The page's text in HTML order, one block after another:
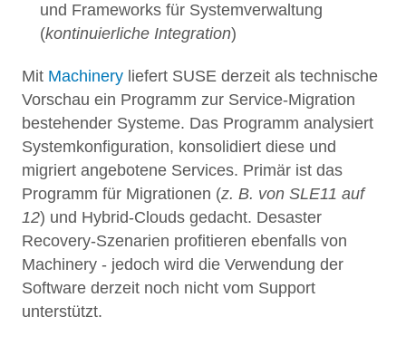
und Frameworks für Systemverwaltung
(kontinuierliche Integration)
Mit Machinery liefert SUSE derzeit als technische
Vorschau ein Programm zur Service-Migration
bestehender Systeme. Das Programm analysiert
Systemkonfiguration, konsolidiert diese und
migriert angebotene Services. Primär ist das
Programm für Migrationen (z. B. von SLE11 auf
12) und Hybrid-Clouds gedacht. Desaster
Recovery-Szenarien profitieren ebenfalls von
Machinery - jedoch wird die Verwendung der
Software derzeit noch nicht vom Support
unterstützt.